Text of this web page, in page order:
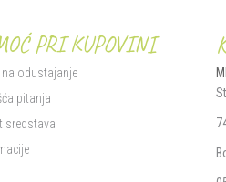
PRI KUPOVINI
na odustajanje
pitanja
sredstava